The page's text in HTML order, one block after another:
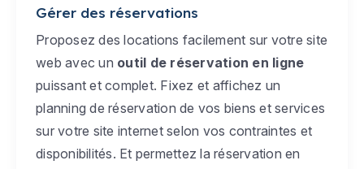
Gérer des réservations
Proposez des locations facilement sur votre site
web avec un outil de réservation en ligne
puissant et complet. Fixez et affichez un
planning de réservation de vos biens et services
sur votre site internet selon vos contraintes et
disponibilités. Et permettez la réservation en